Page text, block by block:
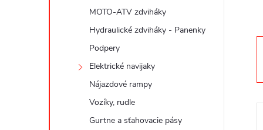
MOTO-ATV zdviháky
Hydraulické zdviháky - Panenky
Podpery
Elektrické navijaky
Nájazdové rampy
Vozíky, rudle
Gurtne a sťahovacie pásy